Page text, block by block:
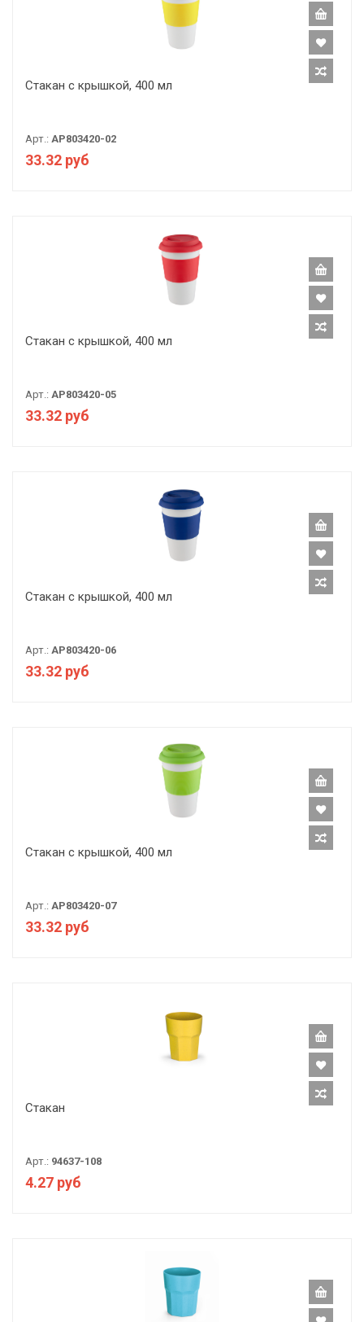
Стакан с крышкой, 400 мл
Арт.: AP803420-02
33.32 руб
Стакан с крышкой, 400 мл
Арт.: AP803420-05
33.32 руб
Стакан с крышкой, 400 мл
Арт.: AP803420-06
33.32 руб
Стакан с крышкой, 400 мл
Арт.: AP803420-07
33.32 руб
Стакан
Арт.: 94637-108
4.27 руб